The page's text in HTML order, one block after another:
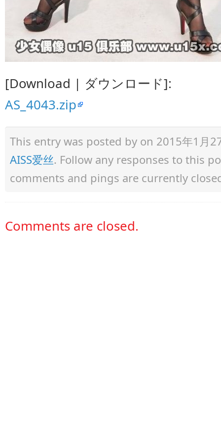
[Download | ダウンロード]:
AS_4043.zip
This entry was posted by on 2015年1月
AISS爱丝. Follow any responses to this
comments and pings are currently
Comments are closed.